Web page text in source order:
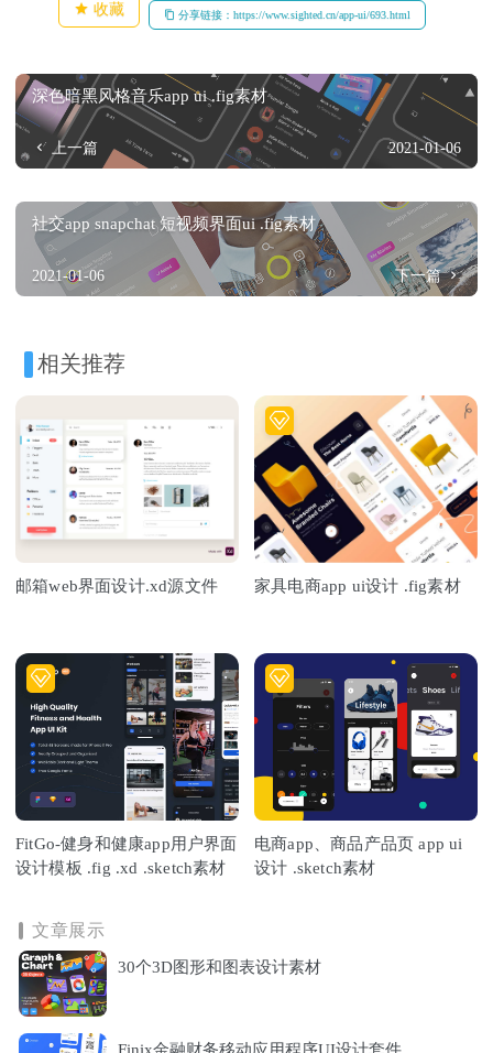
收藏 分享链接：https://www.sighted.cn/app-ui/693.html
深色暗黑风格音乐app ui .fig素材
上一篇 2021-01-06
社交app snapchat 短视频界面ui .fig素材
2021-01-06 下一篇
相关推荐
邮箱web界面设计.xd源文件 家具电商app ui设计 .fig素材
FitGo-健身和健康app用户界面
设计模板 .fig .xd .sketch素材
电商app、商品产品页 app ui
设计 .sketch素材
文章展示
30个3D图形和图表设计素材